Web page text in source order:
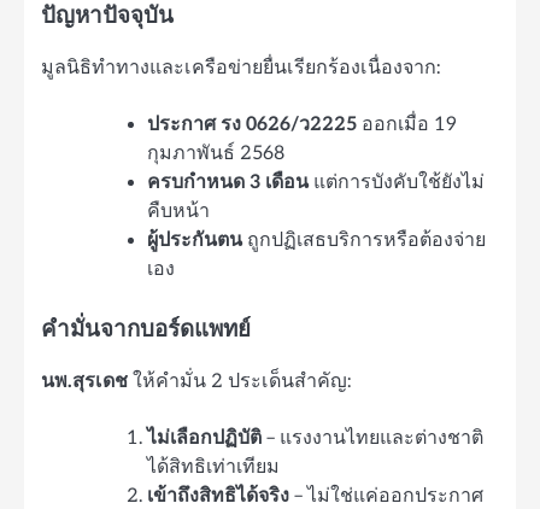
ปัญหาปัจจุบัน
มูลนิธิทำทางและเครือข่ายยื่นเรียกร้องเนื่องจาก:
ประกาศ รง 0626/ว2225 ออกเมื่อ 19
กุมภาพันธ์ 2568
ครบกำหนด 3 เดือนแต่การบังคับใช้ยังไม่
คืบหน้า
ผู้ประกันตนถูกปฏิเสธบริการหรือต้องจ่าย
เอง
คำมั่นจากบอร์ดแพทย์
นพ.สุรเดช ให้คำมั่น 2 ประเด็นสำคัญ:
ไม่เลือกปฏิบัติ – แรงงานไทยและต่างชาติ
ได้สิทธิเท่าเทียม
เข้าถึงสิทธิได้จริง – ไม่ใช่แค่ออกประกาศ